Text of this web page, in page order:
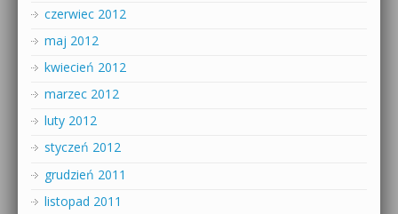
czerwiec 2012
maj 2012
kwiecień 2012
marzec 2012
luty 2012
styczeń 2012
grudzień 2011
listopad 2011